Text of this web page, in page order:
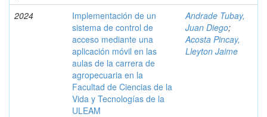
2024
Implementación de un
sistema de control de
acceso mediante una
aplicación móvil en las
aulas de la carrera de
agropecuaria en la
Facultad de Ciencias de la
Vida y Tecnologías de la
ULEAM
Andrade Tubay,
Juan Diego;
Acosta Pincay,
Lleyton Jaime